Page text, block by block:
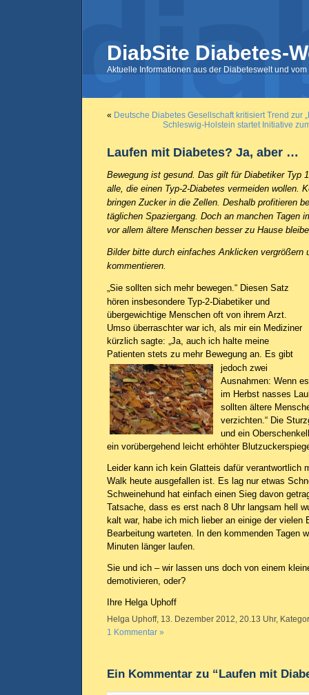
DiabSite Diabetes-
Aktuelle Informationen aus der Diabeteswelt und
« Deutsche Diabetes Gesellschaft kritisiert Trend zur
Schleswig-Holstein startet Initiative
Laufen mit Diabetes? Ja, aber …
Bewegung ist gesund. Das gilt für Diabetiker Typ
alle, die einen Typ-2-Diabetes vermeiden wollen.
bringen Zucker in die Zellen. Deshalb profitieren
täglichen Spaziergang. Doch an manchen Tagen
vor allem ältere Menschen besser zu Hause
Bilder bitte durch einfaches Anklicken vergrößern
kommentieren.
„Sie sollten sich mehr bewegen.“ Diesen Satz
hören insbesondere Typ-2-Diabetiker und
übergewichtige Menschen oft von ihrem Arzt.
Umso überraschter war ich, als mir ein Mediziner
kürzlich sagte: „Ja, auch ich halte meine
Patienten stets zu mehr Bewegung an. Es gibt
jedoch zwei
Ausnahmen: Wenn
im Herbst nasses
sollten ältere
verzichten.“ Die
und ein
ein vorübergehend leicht erhöhter
Leider kann ich kein Glatteis dafür verantwortlich
Walk heute ausgefallen ist. Es lag nur etwas
Schweinehund hat einfach einen Sieg davon
Tatsache, dass es erst nach 8 Uhr langsam hell
kalt war, habe ich mich lieber an einige der vielen
Bearbeitung warteten. In den kommenden Tagen
Minuten länger laufen.
Sie und ich – wir lassen uns doch von einem
demotivieren, oder?
Ihre Helga Uphoff
Helga Uphoff, 13. Dezember 2012, 20.13 Uhr,
1 Kommentar »
Ein Kommentar zu “Laufen mit